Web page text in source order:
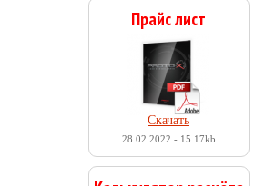
Прайс лист
Скачать
28.02.2022 - 15.17kb